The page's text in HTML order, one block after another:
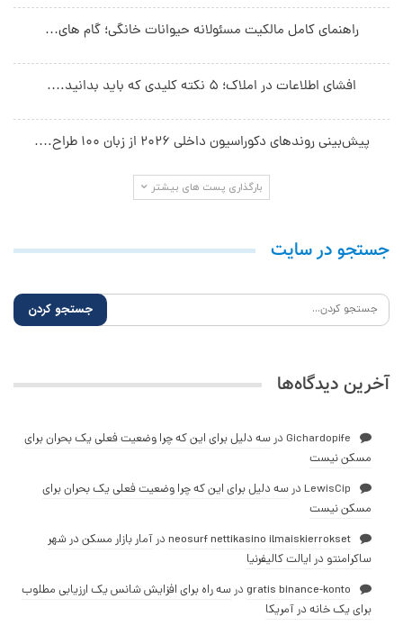
راهنمای کامل مالکیت مسئولانه حیوانات خانگی؛ گام های…
افشای اطلاعات در املاک؛ ۵ نکته کلیدی که باید بدانید.…
پیش‌بینی روندهای دکوراسیون داخلی ۲۰۲۶ از زبان ۱۰۰ طراح.…
بارگذاری پست های بیشتر
جستجو در سایت
آخرین دیدگاه‌ها
Gichardopife درسه دلیل برای این که چرا وضعیت فعلی یک بحران برای
مسکن نیست
LewisCip درسه دلیل برای این که چرا وضعیت فعلی یک بحران برای
مسکن نیست
neosurf nettikasino ilmaiskierrokset درآمار بازار مسکن در شهر
ساکرامنتو در ایالت کالیفرنیا
gratis binance-konto درسه راه برای افزایش شانس یک ارزیابی مطلوب
برای یک خانه در آمریکا